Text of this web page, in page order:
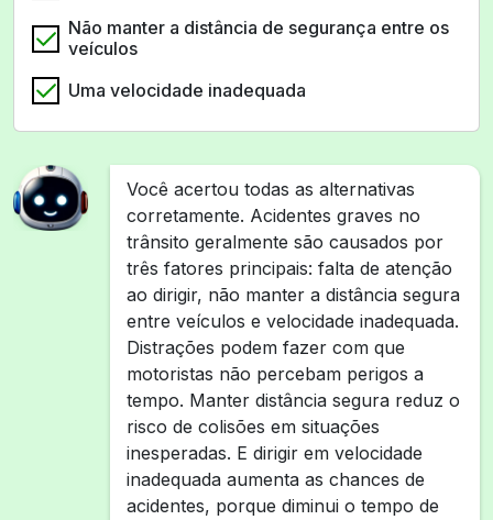
Não manter a distância de segurança entre os
veículos
Uma velocidade inadequada
Você acertou todas as alternativas
corretamente. Acidentes graves no
trânsito geralmente são causados por
três fatores principais: falta de atenção
ao dirigir, não manter a distância segura
entre veículos e velocidade inadequada.
Distrações podem fazer com que
motoristas não percebam perigos a
tempo. Manter distância segura reduz o
risco de colisões em situações
inesperadas. E dirigir em velocidade
inadequada aumenta as chances de
acidentes, porque diminui o tempo de